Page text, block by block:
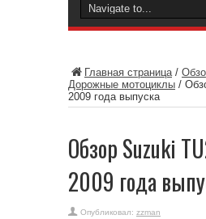
Главная страница/
Дорожные мотоциклы /
2009 года выпуска
Обзор Suzuki
2009 года
Опубликовал: zzman